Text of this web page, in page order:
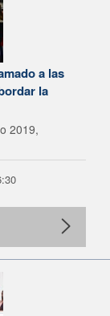
a las
la
2019,